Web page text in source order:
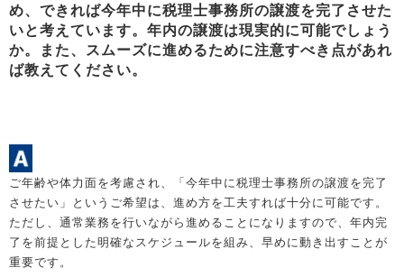
め、できれば今年中に税理士事務所の譲渡を完了させた
いと考えています。年内の譲渡は現実的に可能でしょう
か。また、スムーズに進めるために注意すべき点があれ
ば教えてください。
ご年齢や体力面を考慮され、「今年中に税理士事務所の譲渡を完了
させたい」というご希望は、進め方を工夫すれば十分に可能です。
ただし、通常業務を行いながら進めることになりますので、年内完
了を前提とした明確なスケジュールを組み、早めに動き出すことが
重要です。